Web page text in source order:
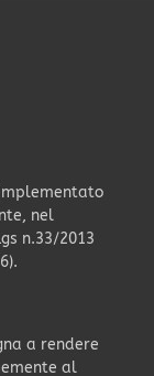
nel
n.33/2013
a rendere
al